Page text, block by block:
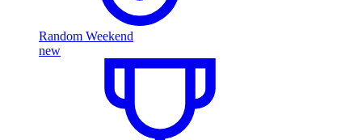
Random Weekend
new